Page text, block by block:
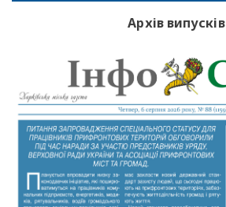
Архів випусків